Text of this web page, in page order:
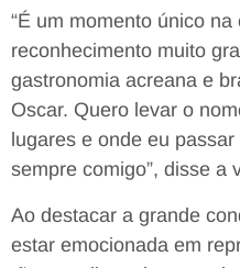
“É um momento único na
reconhecimento muito
gastronomia acreana e
Oscar. Quero levar o
lugares e onde eu
sempre comigo”, disse a
Ao destacar a grande
estar emocionada em